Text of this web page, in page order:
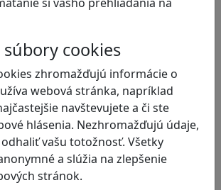
cookies
zhromažďujú informácie o
webová stránka, napríklad
navštevujete a či ste
hlásenia. Nezhromažďujú údaje,
vašu totožnosť. Všetky
a slúžia na zlepšenie
stránok.
zámku? Štvrtá časť
ponúkajú bezpečné…
Ako na výber
zámku? Tretia časť
nájsť veľké množstvo…